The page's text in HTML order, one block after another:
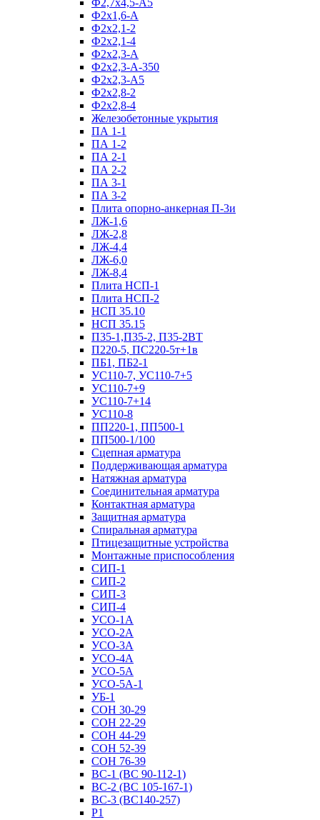
Ф2х1,6-А
Ф2х2,1-2
Ф2х2,1-4
Ф2х2,3-А
Ф2х2,3-А-350
Ф2х2,3-А5
Ф2х2,8-2
Ф2х2,8-4
Железобетонные укрытия
ПА 1-1
ПА 1-2
ПА 2-1
ПА 2-2
ПА 3-1
ПА 3-2
Плита опорно-анкерная П-3и
ЛЖ-1,6
ЛЖ-2,8
ЛЖ-4,4
ЛЖ-6,0
ЛЖ-8,4
Плита НСП-1
Плита НСП-2
НСП 35.10
НСП 35.15
П35-1,П35-2, П35-2ВТ
П220-5, ПС220-5т+1в
ПБ1, ПБ2-1
УС110-7, УС110-7+5
УС110-7+9
УС110-7+14
УС110-8
ПП220-1, ПП500-1
ПП500-1/100
Сцепная арматура
Поддерживающая арматура
Натяжная арматура
Соединительная арматура
Контактная арматура
Защитная арматура
Спиральная арматура
Птицезащитные устройства
Монтажные приспособления
СИП-1
СИП-2
СИП-3
СИП-4
УСО-1А
УСО-2А
УСО-3А
УСО-4А
УСО-5А
УСО-5А-1
УБ-1
СОН 30-29
СОН 22-29
СОН 44-29
СОН 52-39
СОН 76-39
ВС-1 (ВС 90-112-1)
ВС-2 (ВС 105-167-1)
ВС-3 (ВС140-257)
Р1